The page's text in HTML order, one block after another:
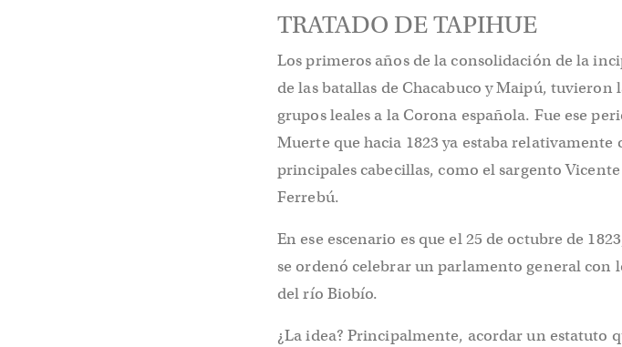
TRATADO DE TAPIHUE
Los primeros años de la consolidación de la
de las batallas de Chacabuco y Maipú,
grupos leales a la Corona española. Fue ese
Muerte que hacia 1823 ya estaba
principales cabecillas, como el sargento
Ferrebú.
En ese escenario es que el 25 de octubre de
se ordenó celebrar un parlamento general con
del río Biobío.
¿La idea? Principalmente, acordar un estatuto